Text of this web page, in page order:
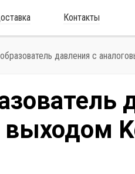
Контакты
давления с